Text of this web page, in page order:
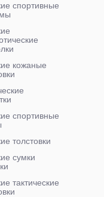
спортивные
кожаные
спортивные
толстовки
сумки
тактические